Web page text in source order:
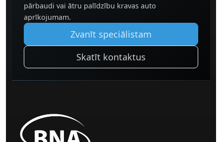
pārbaudi vai ātru palīdzību kravas auto
aprīkojumam.
Zvanīt speciālistam
Skatīt kontaktus